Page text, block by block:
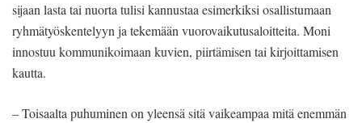
sijaan lasta tai nuorta tulisi kannustaa esimerkiksi osallistumaan
ryhmätyöskentelyyn ja tekemään vuorovaikutusaloitteita. Moni
innostuu kommunikoimaan kuvien, piirtämisen tai kirjoittamisen
kautta.
– Toisaalta puhuminen on yleensä sitä vaikeampaa mitä enemmän